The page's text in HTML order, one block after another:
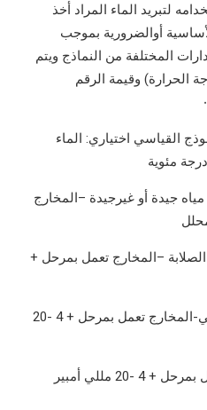
لتبريد الماء المراد أخذ
أوالضرورية بموجب
المختلفة من النماذج ويتم
الحرارة) وقيمة الرقم
القياسي اختياري: الماء
درجة مئوية
مياه جيدة أو غيرجيدة –المخارج
الصلابة –المخارج تعمل بمرحل +
المخارج تعمل بمرحل + 4 -20
بمرحل + 4 -20 مللي أمبير